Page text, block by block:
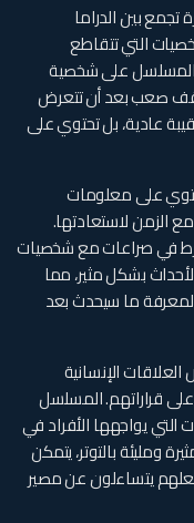
بين الدراما
التي تتقاطع
المسلسل على شخصية
صعب بعد أن تتعرض
عادية، بل تحتوي على
على معلومات
الزمن لاستعادتها.
في صراعات مع شخصيات
بشكل مثير، مما
ما سيحدث بعد
الإنسانية
قراراتهم. المسلسل
يواجهها الأفراد في
بالتوتر، يتمكن
يتساءلون عن مصير